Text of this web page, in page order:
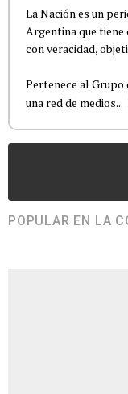
La Nación es un
Argentina que
con veracidad,
Pertenece al Grupo
una red de medios...
POPULAR EN LA